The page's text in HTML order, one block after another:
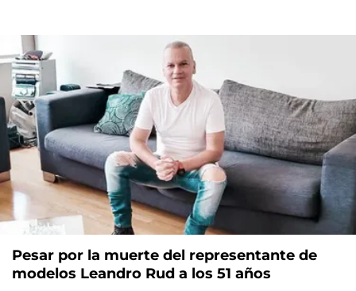
Pesar por la muerte del representante de
modelos Leandro Rud a los 51 años